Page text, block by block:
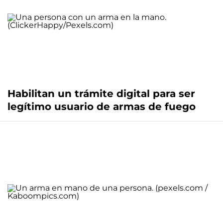
Habilitan un trámite digital para ser
legítimo usuario de armas de fuego